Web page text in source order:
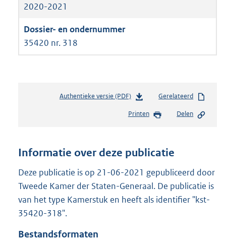
2020-2021
35420 nr. 318
Authentieke versie (PDF)b
s
n
s
r
o
Gerelateerd
Printen Delen
Informatie over deze publicatie
Deze publicatie is op 21-06-2021 gepubliceerd door
Tweede Kamer der Staten-Generaal. De publicatie is
van het type Kamerstuk en heeft als identifier "kst-
35420-318".
Bestandsformaten